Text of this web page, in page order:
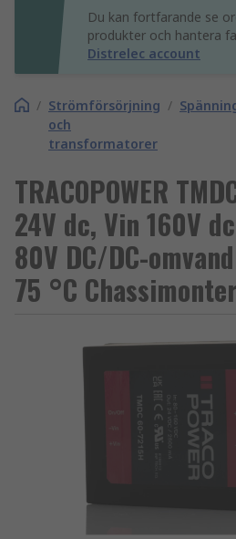
Du kan fortfarande se
produkter och hantera
Distrelec account
/ Strömförsörjning
och
transformatorer
/
TRACOPOWER
24V dc, Vin 160V
80V DC/DC-
75 °C